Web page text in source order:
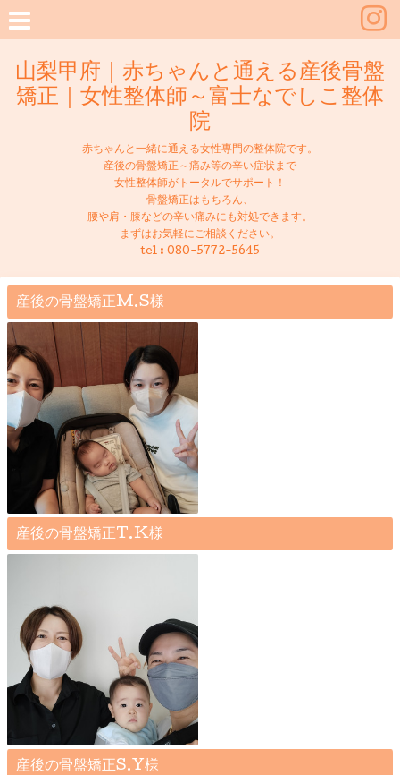
山梨甲府｜赤ちゃんと通える産後骨盤
矯正｜女性整体師～富士なでしこ整体
院
赤ちゃんと一緒に通える女性専門の整体院です。
産後の骨盤矯正～痛み等の辛い症状まで
女性整体師がトータルでサポート！
骨盤矯正はもちろん、
腰や肩・膝などの辛い痛みにも対処できます。
まずはお気軽にご相談ください。
tel : 080-5772-5645
産後の骨盤矯正M.S様
産後の骨盤矯正T.K様
産後の骨盤矯正S.Y様